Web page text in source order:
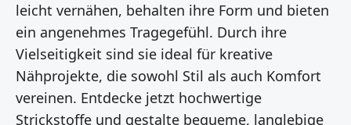
leicht vernähen, behalten ihre Form und bieten
ein angenehmes Tragegefühl. Durch ihre
Vielseitigkeit sind sie ideal für kreative
Nähprojekte, die sowohl Stil als auch Komfort
vereinen. Entdecke jetzt hochwertige
Strickstoffe und gestalte bequeme, langlebige